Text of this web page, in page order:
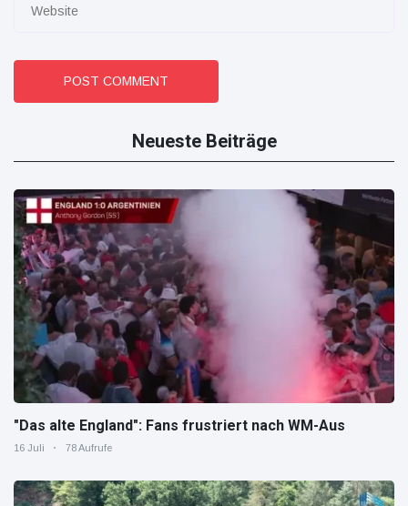
POST COMMENT
Neueste Beiträge
"Das alte England": Fans frustriert nach WM-Aus
16 Juli 78 Aufrufe